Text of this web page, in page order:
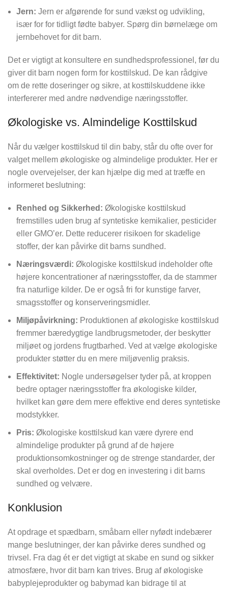
Jern: Jern er afgørende for sund vækst og udvikling,
især for for tidligt fødte babyer. Spørg din børnelæge om
jernbehovet for dit barn.
Det er vigtigt at konsultere en sundhedsprofessionel, før du
giver dit barn nogen form for kosttilskud. De kan rådgive
om de rette doseringer og sikre, at kosttilskuddene ikke
interfererer med andre nødvendige næringsstoffer.
Økologiske vs. Almindelige Kosttilskud
Når du vælger kosttilskud til din baby, står du ofte over for
valget mellem økologiske og almindelige produkter. Her er
nogle overvejelser, der kan hjælpe dig med at træffe en
informeret beslutning:
Renhed og Sikkerhed: Økologiske kosttilskud
fremstilles uden brug af syntetiske kemikalier, pesticider
eller GMO’er. Dette reducerer risikoen for skadelige
stoffer, der kan påvirke dit barns sundhed.
Næringsværdi: Økologiske kosttilskud indeholder ofte
højere koncentrationer af næringsstoffer, da de stammer
fra naturlige kilder. De er også fri for kunstige farver,
smagsstoffer og konserveringsmidler.
Miljøpåvirkning: Produktionen af økologiske kosttilskud
fremmer bæredygtige landbrugsmetoder, der beskytter
miljøet og jordens frugtbarhed. Ved at vælge økologiske
produkter støtter du en mere miljøvenlig praksis.
Effektivitet: Nogle undersøgelser tyder på, at kroppen
bedre optager næringsstoffer fra økologiske kilder,
hvilket kan gøre dem mere effektive end deres syntetiske
modstykker.
Pris: Økologiske kosttilskud kan være dyrere end
almindelige produkter på grund af de højere
produktionsomkostninger og de strenge standarder, der
skal overholdes. Det er dog en investering i dit barns
sundhed og velvære.
Konklusion
At opdrage et spædbarn, småbarn eller nyfødt indebærer
mange beslutninger, der kan påvirke deres sundhed og
trivsel. Fra dag ét er det vigtigt at skabe en sund og sikker
atmosfære, hvor dit barn kan trives. Brug af økologiske
babyplejeprodukter og babymad kan bidrage til at